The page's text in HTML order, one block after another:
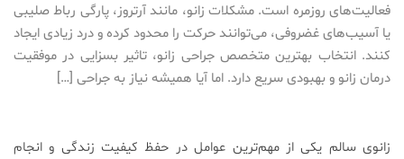
فعالیت‌های روزمره است. مشکلات زانو، مانند آرتروز، پارگی رباط صلیبی
یا آسیب‌های غضروفی، می‌توانند حرکت را محدود کرده و درد زیادی ایجاد
کنند. انتخاب بهترین متخصص جراحی زانو، تاثیر بسزایی در موفقیت
درمان زانو و بهبودی سریع دارد. اما آیا همیشه نیاز به جراحی […]
زانوی سالم یکی از مهم‌ترین عوامل در حفظ کیفیت زندگی و انجام